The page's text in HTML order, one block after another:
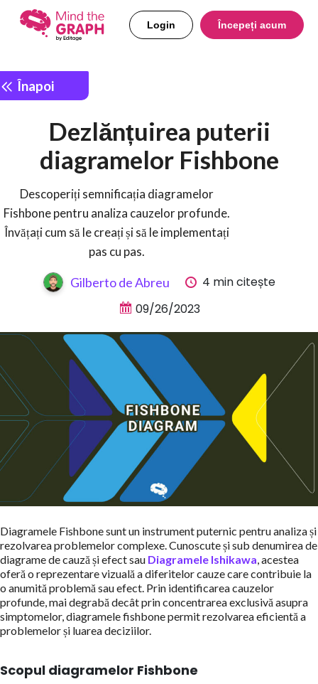
Login Începeți acum
Înapoi
Dezlănțuirea puterii
diagramelor Fishbone
Descoperiți semnificația diagramelor
Fishbone pentru analiza cauzelor profunde.
Învățați cum să le creați și să le implementați
pas cu pas.
Gilberto de Abreu
4 min citește
09/26/2023
Diagramele Fishbone sunt un instrument puternic pentru analiza și
rezolvarea problemelor complexe. Cunoscute și sub denumirea de
diagrame de cauză și efect sau Diagramele Ishikawa, acestea
oferă o reprezentare vizuală a diferitelor cauze care contribuie la
o anumită problemă sau efect. Prin identificarea cauzelor
profunde, mai degrabă decât prin concentrarea exclusivă asupra
simptomelor, diagramele fishbone permit rezolvarea eficientă a
problemelor și luarea deciziilor.
Scopul diagramelor Fishbone